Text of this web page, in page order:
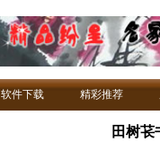
软件下载 精彩推荐
田树苌